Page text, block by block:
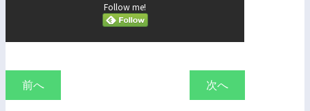
Follow me!
前へ 次へ